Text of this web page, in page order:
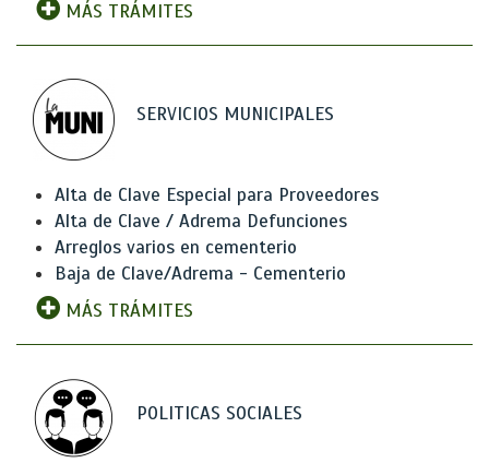
MÁS TRÁMITES
SERVICIOS MUNICIPALES
Alta de Clave Especial para Proveedores
Alta de Clave / Adrema Defunciones
Arreglos varios en cementerio
Baja de Clave/Adrema - Cementerio
MÁS TRÁMITES
POLITICAS SOCIALES